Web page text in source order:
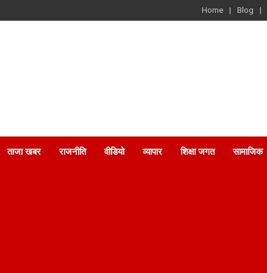
Home Blog
ताजा खबर राजनीति वीडियो व्यापार शिक्षा जगत सामाजिक